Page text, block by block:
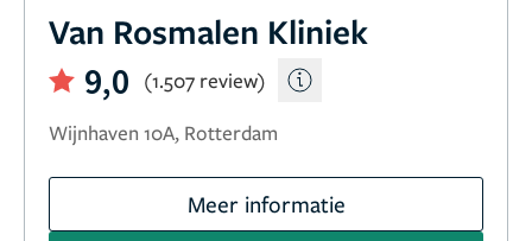
Van Rosmalen Kliniek
9,0
(1.507 review)
Wijnhaven 10A, Rotterdam
Meer informatie